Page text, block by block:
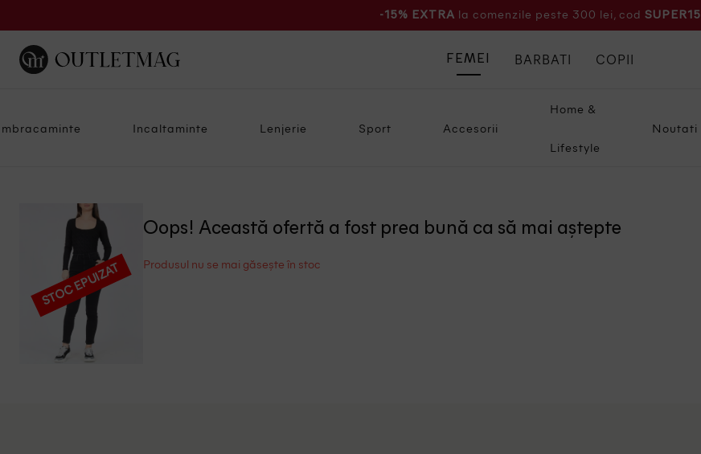
-15% EXTRA la comenzile peste 300 lei, cod SUPER15
Incaltaminte Lenjerie Sport Accesorii
Home &
Lifestyle
Noutati
FEMEI BARBATI COPII
STOC EPUIZAT
Oops! Această ofertă a fost prea bună ca să mai aștepte
Produsul nu se mai găsește în stoc